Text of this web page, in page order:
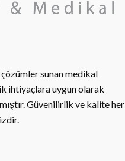
sunan medikal
ihtiyaçlara uygun olarak
Güvenilirlik ve kalite her